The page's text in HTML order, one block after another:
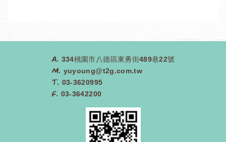
A. 334桃園市八德區東勇街489巷22號
M. yuyoung@t2g.com.tw
T. 03-3620995
F. 03-3642200